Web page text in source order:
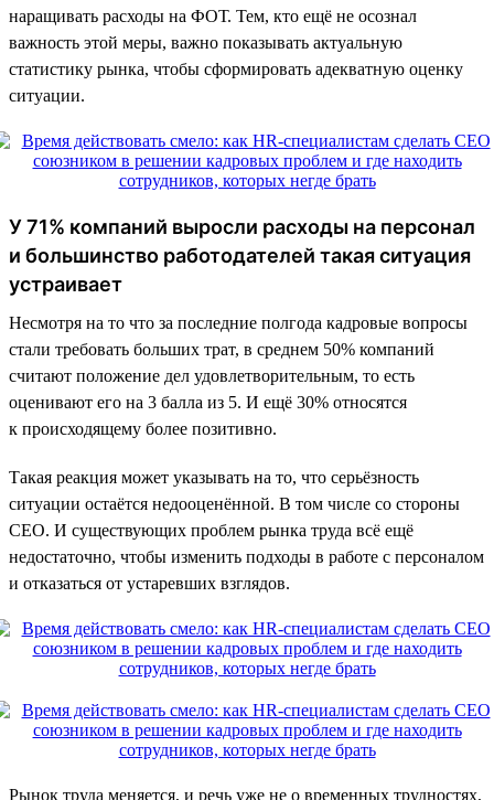
наращивать расходы на ФОТ. Тем, кто ещё не осознал
важность этой меры, важно показывать актуальную
статистику рынка, чтобы сформировать адекватную оценку
ситуации.
У 71% компаний выросли расходы на персонал
и большинство работодателей такая ситуация
устраивает
Несмотря на то что за последние полгода кадровые вопросы
стали требовать больших трат, в среднем 50% компаний
считают положение дел удовлетворительным, то есть
оценивают его на 3 балла из 5. И ещё 30% относятся
к происходящему более позитивно.
Такая реакция может указывать на то, что серьёзность
ситуации остаётся недооценённой. В том числе со стороны
CEO. И существующих проблем рынка труда всё ещё
недостаточно, чтобы изменить подходы в работе с персоналом
и отказаться от устаревших взглядов.
Рынок труда меняется, и речь уже не о временных трудностях,